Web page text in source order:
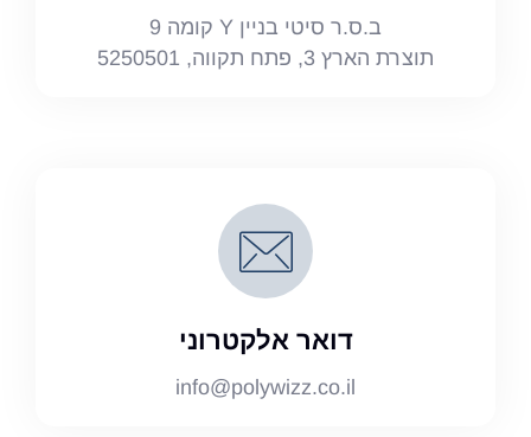
ב.ס.ר סיטי בניין Y קומה 9
תוצרת הארץ 3, פתח תקווה, 5250501
דואר אלקטרוני
info@polywizz.co.il